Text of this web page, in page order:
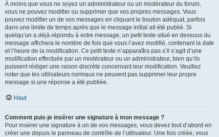
À moins que vous ne soyez un administrateur ou un modérateur du forum,
vous ne pouvez modifier ou supprimer que vos propres messages. Vous
pouvez modifier un de vos messages en cliquant le bouton adéquat, parfois
dans une limite de temps après que le message initial ait été publié. Si
quelqu’un a déjà répondu à votre message, un petit texte situé en dessous du
message affichera le nombre de fois que vous l’avez modifié, contenant la date
et l’heure de la modification. Ce petit texte n’apparaîtra pas s’il s’agit d’une
modification effectuée par un modérateur ou un administrateur, bien qu’ils
puissent rédiger une raison discrète concernant leur modification. Veuillez
noter que les utilisateurs normaux ne peuvent pas supprimer leur propre
message si une réponse a été publiée.
Haut
Comment puis-je insérer une signature à mon message ?
Pour insérer une signature à un de vos messages, vous devez tout d’abord en
créer une depuis le panneau de contrôle de l’utilisateur. Une fois créée, vous